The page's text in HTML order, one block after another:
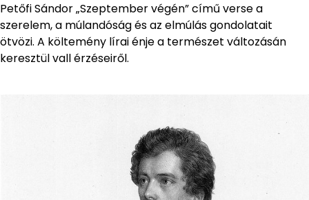
Petőfi Sándor „Szeptember végén” című verse a
szerelem, a múlandóság és az elmúlás gondolatait
ötvözi. A költemény lírai énje a természet változásán
keresztül vall érzéseiről.